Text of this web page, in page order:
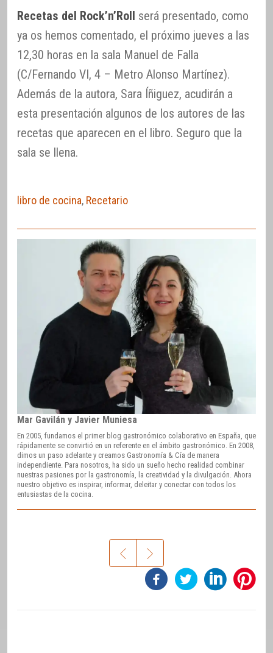
Recetas del Rock’n’Roll será presentado, como
ya os hemos comentado, el próximo jueves a las
12,30 horas en la sala Manuel de Falla
(C/Fernando VI, 4 – Metro Alonso Martínez).
Además de la autora, Sara Íñiguez, acudirán a
esta presentación algunos de los autores de las
recetas que aparecen en el libro. Seguro que la
sala se llena.
libro de cocina, Recetario
Mar Gavilán y Javier Muniesa
En 2005, fundamos el primer blog gastronómico colaborativo en España, que
rápidamente se convirtió en un referente en el ámbito gastronómico. En 2008,
dimos un paso adelante y creamos Gastronomía & Cía de manera
independiente. Para nosotros, ha sido un sueño hecho realidad combinar
nuestras pasiones por la gastronomía, la creatividad y la divulgación. Ahora
nuestro objetivo es inspirar, informar, deleitar y conectar con todos los
entusiastas de la cocina.